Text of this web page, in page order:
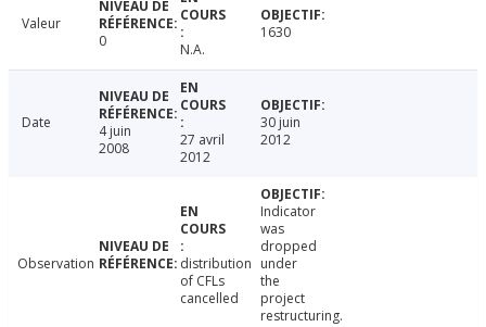
Valeur
0
N.A.
1630
Date
4 juin
2008
27 avril
2012
30 juin
2012
Observation
distribution
of CFLs
cancelled
Indicator
was
dropped
under
the
project
restructuring.